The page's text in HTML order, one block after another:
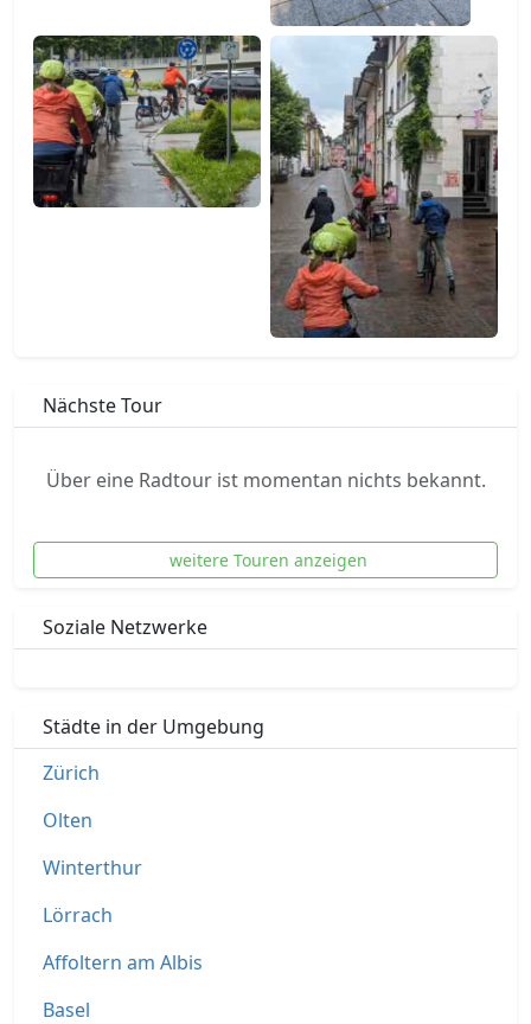
Nächste Tour
Über eine Radtour ist momentan nichts bekannt.
weitere Touren anzeigen
Soziale Netzwerke
Städte in der Umgebung
Zürich
Olten
Winterthur
Lörrach
Affoltern am Albis
Basel